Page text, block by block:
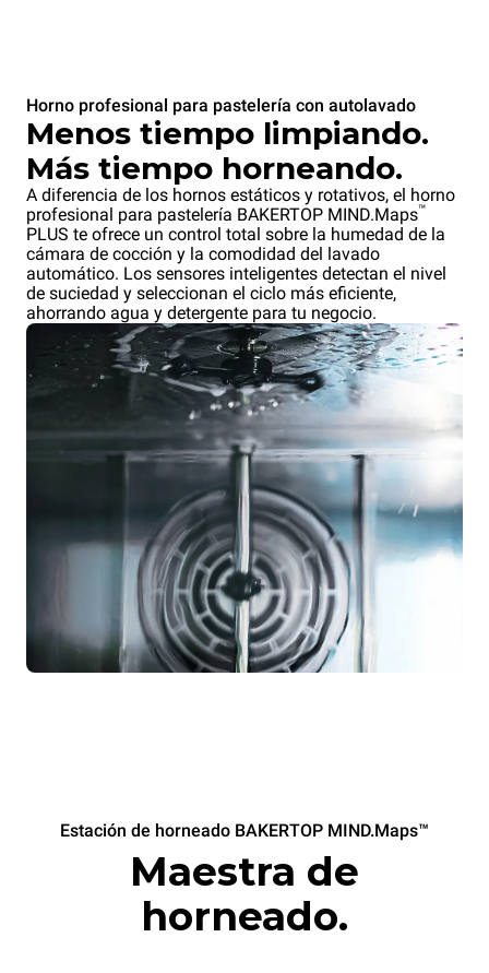
Cocción nocturna
Horno profesional para pastelería con autolavado
Menos tiempo limpiando.
Más tiempo horneando.
A diferencia de los hornos estáticos y rotativos, el horno
profesional para pastelería BAKERTOP MIND.Maps™
PLUS te ofrece un control total sobre la humedad de la
cámara de cocción y la comodidad del lavado
automático. Los sensores inteligentes detectan el nivel
de suciedad y seleccionan el ciclo más eficiente,
ahorrando agua y detergente para tu negocio.
Estación de horneado BAKERTOP MIND.Maps™
Maestra de
horneado.